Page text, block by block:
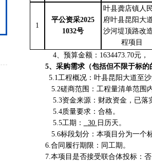
1
平公资采2025
1032号
叶县龚店镇人
府叶县昆阳大
沙河堤顶路改
程项目
4、预算金额：1634473.70元
5、采购需求（包括但不限于标的
5.1工程概况：叶县昆阳大道至
5.2磋商范围：工程量清单范围
5.3资金来源：财政资金，已落
5.4质量要求：合格。
5.5工期：
30 日历天。
5.6标段划分：本项目分为一个标
6.合同履行期限：同工期。
7.本项目是否接受联合体投标：否